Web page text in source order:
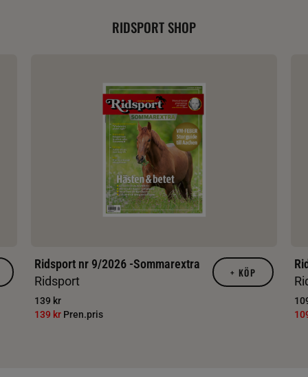
RIDSPORT SHOP
Ridsport nr 9/2026 -Sommarextra
Ridsport
139 kr
139 kr Pren.pris
+ KÖP